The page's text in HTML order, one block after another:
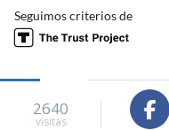
Seguimos criterios de
2640
visitas